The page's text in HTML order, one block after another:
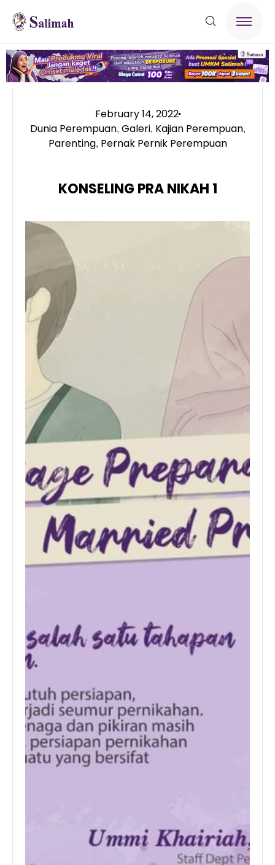
February 14, 2022
Dunia Perempuan, Galeri, Kajian Perempuan,
Parenting, Pernak Pernik Perempuan
KONSELING PRA NIKAH 1